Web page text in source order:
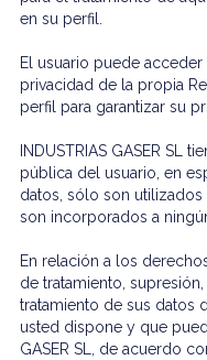
en su perfil.
El usuario puede
privacidad de la propia
perfil para garantizar su
INDUSTRIAS GASER SL
pública del usuario, en
datos, sólo son
son incorporados a
En relación a los
de tratamiento,
tratamiento de sus datos
usted dispone y que
GASER SL, de acuerdo